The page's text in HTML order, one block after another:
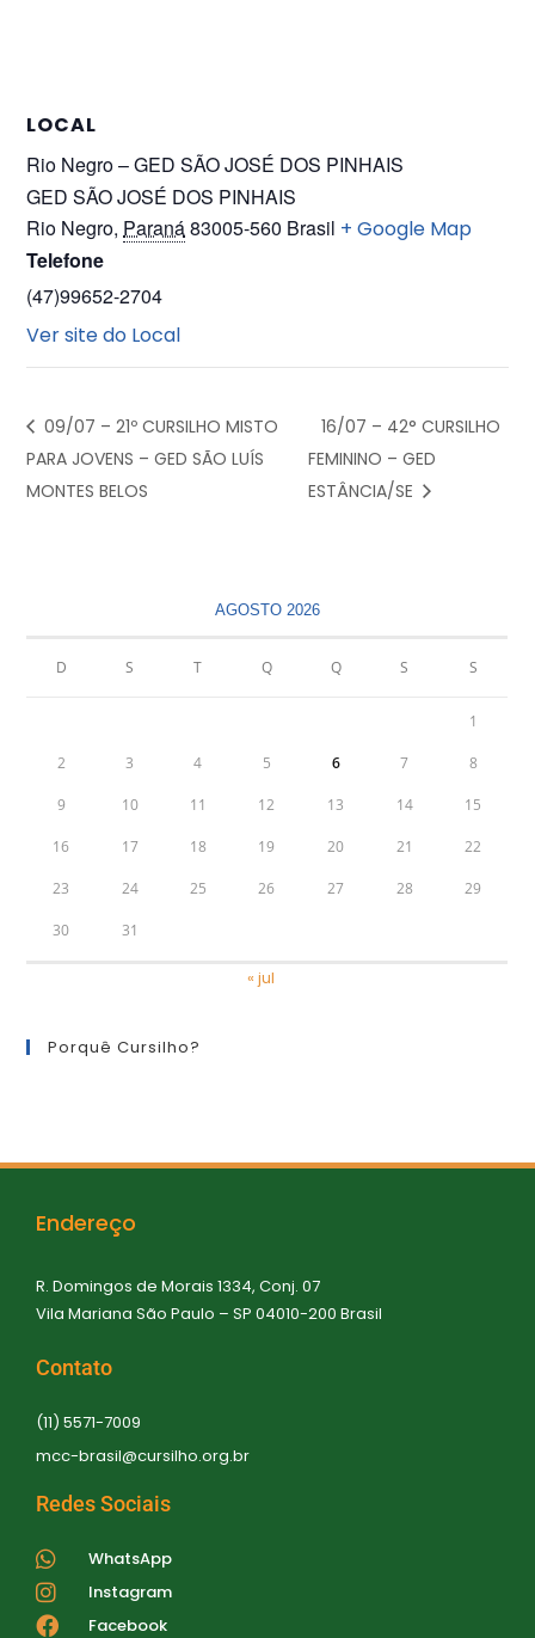
LOCAL
Rio Negro – GED SÃO JOSÉ DOS PINHAIS
GED SÃO JOSÉ DOS PINHAIS
Rio Negro, Paraná83005-560 Brasil + Google Map
Telefone
(47)99652-2704
Ver site do Local
09/07 – 21º CURSILHO MISTO
PARA JOVENS – GED SÃO LUÍS
MONTES BELOS
16/07 – 42° CURSILHO
FEMININO – GED
ESTÂNCIA/SE
AGOSTO 2026
D S T Q Q S S
1
2 3 4 5 6 7 8
9 10 11 12 13 14 15
16 17 18 19 20 21 22
23 24 25 26 27 28 29
30 31
« jul
Porquê Cursilho?
Endereço
R. Domingos de Morais 1334, Conj. 07
Vila Mariana São Paulo – SP 04010-200 Brasil
Contato
(11) 5571-7009
mcc-brasil@cursilho.org.br
Redes Sociais
WhatsApp
Instagram
Facebook